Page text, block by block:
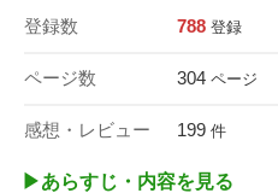
登録数 788 登録
ページ数 304 ページ
感想・レビュー 199 件
▶︎あらすじ・内容を見る